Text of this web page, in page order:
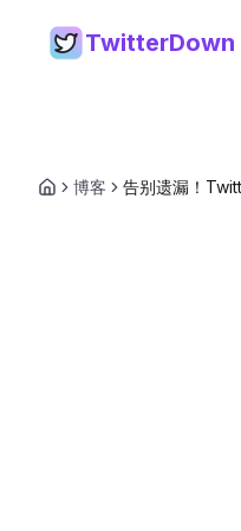
TwitterDown
博客 告别遗漏！